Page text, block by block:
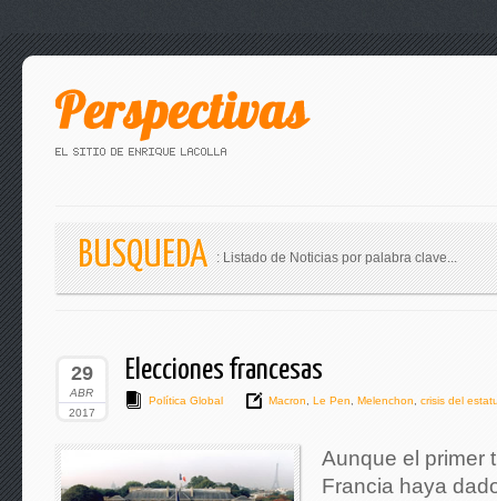
BUSQUEDA : Listado de Noticias por palabra clave...
29
ABR
2017
Elecciones francesas
Política Global Macron Le Pen Melenchon crisis del
Aunque el primer
Francia haya